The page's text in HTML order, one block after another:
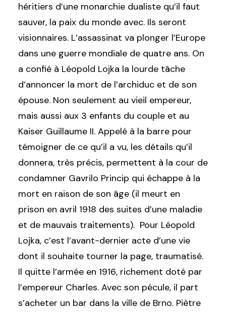
héritiers d’une monarchie dualiste qu’il faut
sauver, la paix du monde avec. Ils seront
visionnaires. L’assassinat va plonger l’Europe
dans une guerre mondiale de quatre ans. On
a confié à Léopold Lojka la lourde tâche
d’annoncer la mort de l’archiduc et de son
épouse. Non seulement au vieil empereur,
mais aussi aux 3 enfants du couple et au
Kaiser Guillaume II. Appelé à la barre pour
témoigner de ce qu’il a vu, les détails qu’il
donnera, très précis, permettent à la cour de
condamner Gavrilo Princip qui échappe à la
mort en raison de son âge (il meurt en
prison en avril 1918 des suites d’une maladie
et de mauvais traitements). Pour Léopold
Lojka, c’est l’avant-dernier acte d’une vie
dont il souhaite tourner la page, traumatisé.
Il quitte l’armée en 1916, richement doté par
l’empereur Charles. Avec son pécule, il part
s’acheter un bar dans la ville de Brno. Piètre